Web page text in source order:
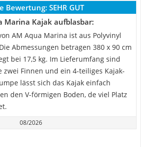
Bewertung: SEHR GUT
Marina Kajak aufblasbar:
AM Aqua Marina ist aus Polyvinyl
Abmessungen betragen 380 x 90 cm
bei 17,5 kg. Im Lieferumfang sind
zwei Finnen und ein 4-teiliges Kajak-
lässt sich das Kajak einfach
den V-förmigen Boden, de viel Platz
08/2026